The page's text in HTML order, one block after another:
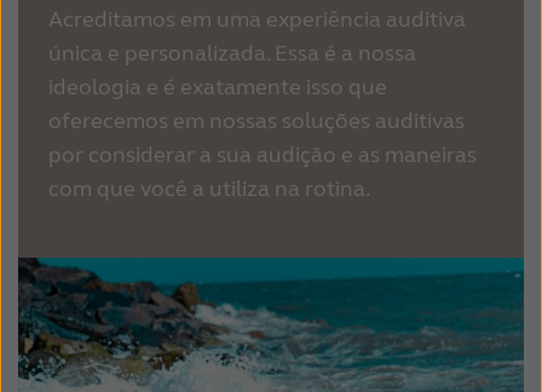
Acreditamos em uma experiência auditiva
única e personalizada. Essa é a nossa
ideologia e é exatamente isso que
oferecemos em nossas soluções auditivas
por considerar a sua audição e as maneiras
com que você a utiliza na rotina.